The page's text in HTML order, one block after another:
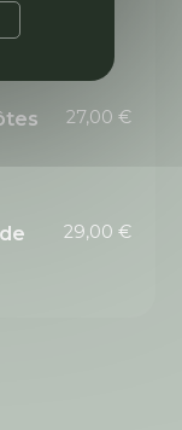
27,00 €
29,00 €